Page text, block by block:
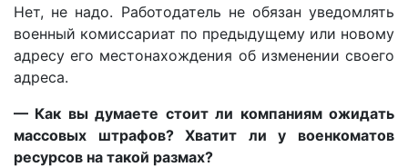
Нет, не надо. Работодатель не обязан уведомлять
военный комиссариат по предыдущему или новому
адресу его местонахождения об изменении своего
адреса.
— Как вы думаете стоит ли компаниям ожидать
массовых штрафов? Хватит ли у военкоматов
ресурсов на такой размах?